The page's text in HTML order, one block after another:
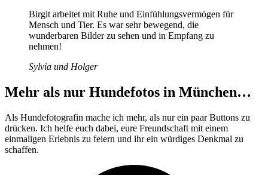
Birgit arbeitet mit Ruhe und Einfühlungsvermögen für
Mensch und Tier. Es war sehr bewegend, die
wunderbaren Bilder zu sehen und in Empfang zu
nehmen!
Sylvia und Holger
Mehr als nur Hundefotos in München…
Als Hundefotografin mache ich mehr, als nur ein paar Buttons zu
drücken. Ich helfe euch dabei, eure Freundschaft mit einem
einmaligen Erlebnis zu feiern und ihr ein würdiges Denkmal zu
schaffen.